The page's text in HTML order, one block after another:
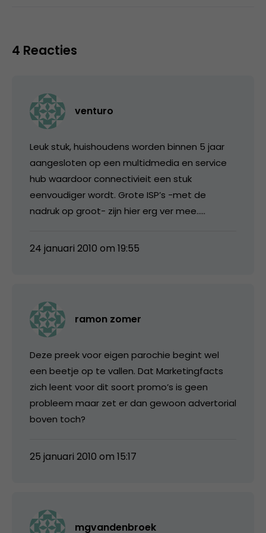
4 Reacties
venturo
Leuk stuk, huishoudens worden binnen 5 jaar
aangesloten op een multidmedia en service
hub waardoor connectivieit een stuk
eenvoudiger wordt. Grote ISP’s -met de
nadruk op groot- zijn hier erg ver mee…..
24 januari 2010 om 19:55
ramon zomer
Deze preek voor eigen parochie begint wel
een beetje op te vallen. Dat Marketingfacts
zich leent voor dit soort promo’s is geen
probleem maar zet er dan gewoon advertorial
boven toch?
25 januari 2010 om 15:17
mgvandenbroek